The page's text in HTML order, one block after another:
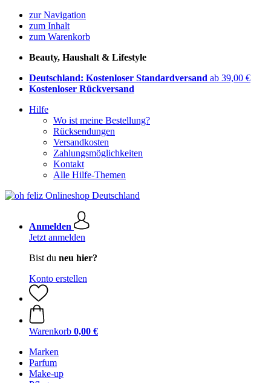
zur Navigation
zum Inhalt
zum Warenkorb
Beauty, Haushalt & Lifestyle
Deutschland: Kostenloser Standardversand ab 39,00 €
Kostenloser Rückversand
Hilfe
Wo ist meine Bestellung?
Rücksendungen
Versandkosten
Zahlungsmöglichkeiten
Kontakt
Alle Hilfe-Themen
Anmelden
Jetzt anmelden
Bist du neu hier?
Konto erstellen
Warenkorb 0,00 €
Marken
Parfum
Make-up